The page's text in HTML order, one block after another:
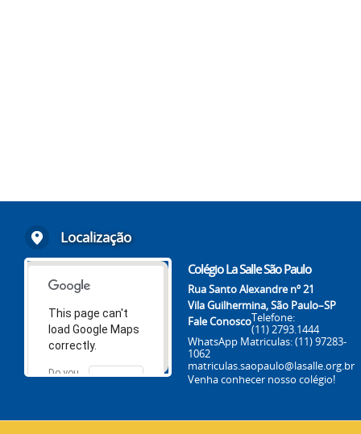
Localização
This page can't
load Google Maps
correctly.
Do you
OK
Colégio La Salle São Paulo
Rua Santo Alexandre nº 21
Vila Guilhermina, São Paulo–SP
Fale ConoscoTelefone:
(11) 2793.1444
WhatsApp Matriculas:(11) 97283-
1062
matriculas.saopaulo@lasalle.org.br
Venha conhecer nosso colégio!